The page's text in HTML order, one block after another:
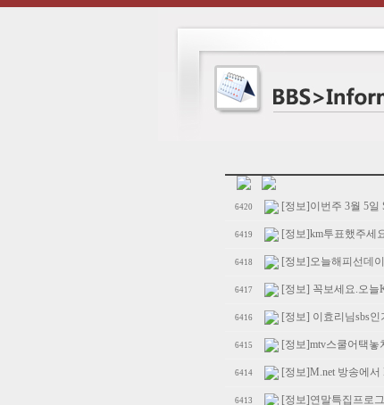
6420 [정보]이번주 3월 5일
6419 [정보]km투표했주세
6418 [정보]오늘해피선데
6417 [정보] 꼭보세요.오
6416 [정보] 이효리님sbs
6415 [정보]mtv스쿨어택
6414 [정보]M.net 방송에
6413 [정보]연말특집프로